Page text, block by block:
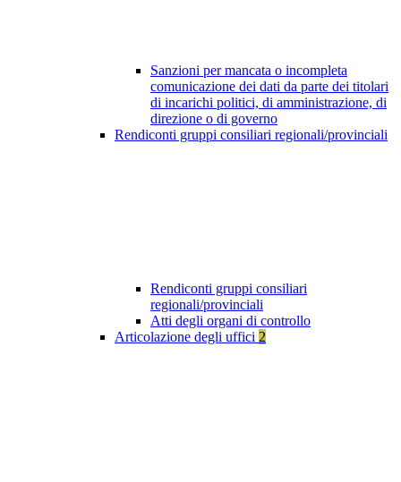
Sanzioni per mancata o incompleta
comunicazione dei dati da parte dei titolari
di incarichi politici, di amministrazione, di
direzione o di governo
Rendiconti gruppi consiliari regionali/provinciali
Rendiconti gruppi consiliari
regionali/provinciali
Atti degli organi di controllo
Articolazione degli uffici 2